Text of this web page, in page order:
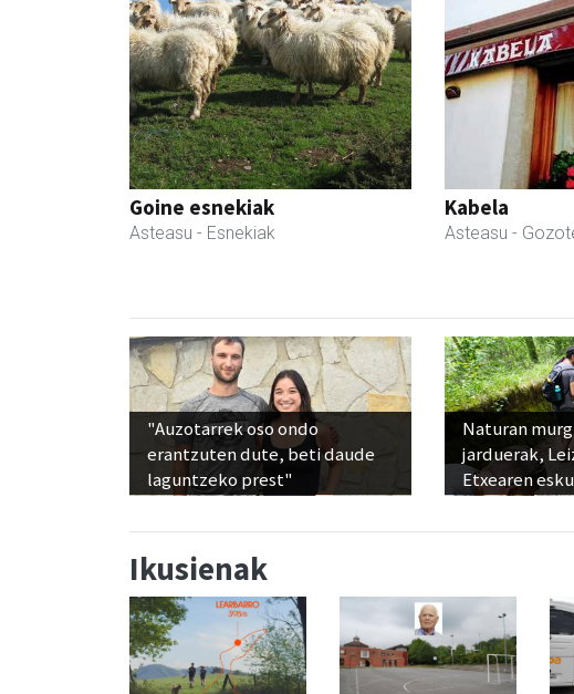
Goine esnekiak
Asteasu - Esnekiak
Kabela
Asteasu -
"Auzotarrek oso ondo
erantzuten dute, beti daude
laguntzeko prest"
Naturan
jarduerak,
Etxearen
Ikusienak